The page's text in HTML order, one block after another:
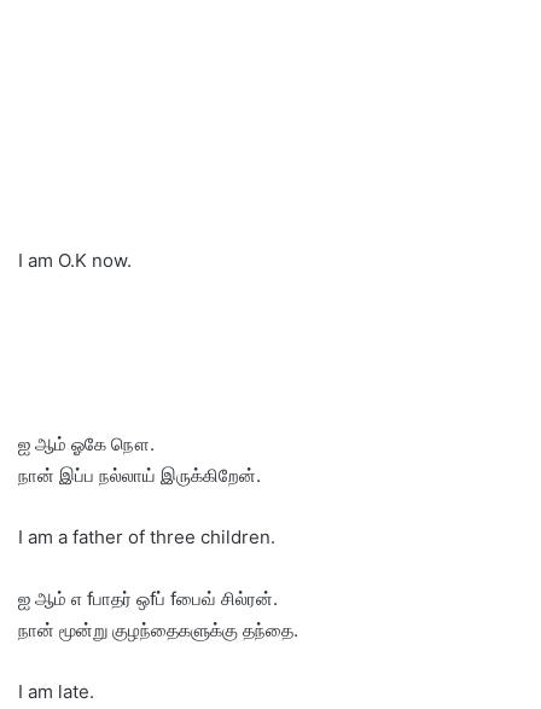
I am O.K now.
ஐ ஆம் ஓகே நௌ.
நான் இப்ப நல்லாய் இருக்கிறேன்.
I am a father of three children.
ஐ ஆம் எ fபாதர் ஒfப் fபைவ் சில்ரன்.
நான் மூன்று குழந்தைகளுக்கு தந்தை.
I am late.